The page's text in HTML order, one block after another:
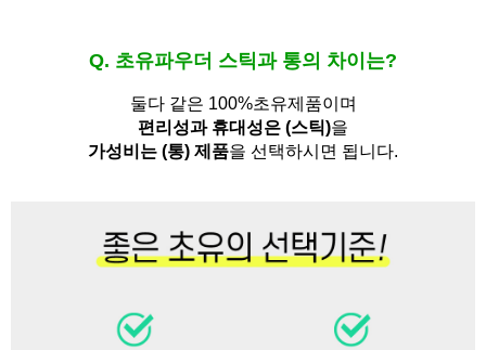
Q. 초유파우더 스틱과 통의 차이는?
둘다 같은 100%초유제품이며
편리성과 휴대성은 (스틱)을
가성비는 (통) 제품을 선택하시면 됩니다.